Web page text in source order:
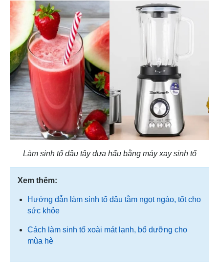
Làm sinh tố dâu tây dưa hấu bằng máy xay sinh tố
Xem thêm:
Hướng dẫn làm sinh tố dâu tằm ngọt ngào, tốt cho
sức khỏe
Cách làm sinh tố xoài mát lạnh, bổ dưỡng cho
mùa hè